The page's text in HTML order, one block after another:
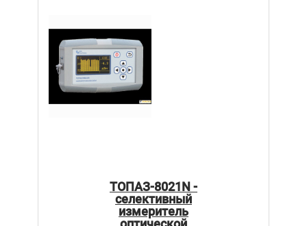
ТОПАЗ-8021N -
селективный
измеритель